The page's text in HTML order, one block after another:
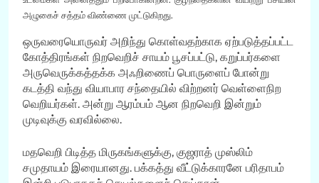
அழுகைச் சத்தம் விண்ணை முட்டுகிறது.
ஒருவரையொருவர் அறிந்து கொள்வதற்காக ஏற்படுத்தப்பட்ட
கோத்திரங்கள் நிறவெறிச் சாயம் பூசப்பட்டு, கறுப்பர்களை
அருவெருக்கத்தக்க அஃறிணைப் பொருளைப் போன்று
கடத்தி வந்து வியாபார சந்தையில் விற்றனர் வெள்ளைநிற
வெறியர்கள். அன்று ஆரம்பம் ஆன நிறவெறி இன்றும்
முடிவுக்கு வரவில்லை.
மதவெறி பிடித்த மிருகங்களுக்கு, குஜராத் முஸ்லிம்
சமுதாயம் இரையானது. பக்கத்து வீட்டுக்காரனே பரிதாபம்